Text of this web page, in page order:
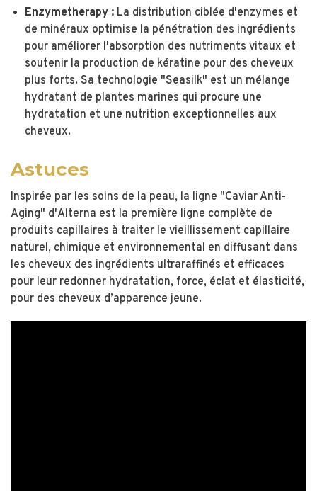
Enzymetherapy : La distribution ciblée d'enzymes et
de minéraux optimise la pénétration des ingrédients
pour améliorer l'absorption des nutriments vitaux et
soutenir la production de kératine pour des cheveux
plus forts. Sa technologie "Seasilk" est un mélange
hydratant de plantes marines qui procure une
hydratation et une nutrition exceptionnelles aux
cheveux.
Astuces
Inspirée par les soins de la peau, la ligne "Caviar Anti-
Aging" d'Alterna est la première ligne complète de
produits capillaires à traiter le vieillissement capillaire
naturel, chimique et environnemental en diffusant dans
les cheveux des ingrédients ultraraffinés et efficaces
pour leur redonner hydratation, force, éclat et élasticité,
pour des cheveux d’apparence jeune.